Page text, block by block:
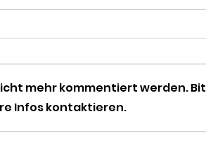
Tödliche
mehr kommentiert werden.
Infos kontaktieren.